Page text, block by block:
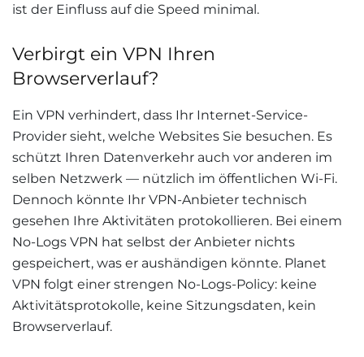
ist der Einfluss auf die Speed minimal.
Verbirgt ein VPN Ihren
Browserverlauf?
Ein VPN verhindert, dass Ihr Internet-Service-
Provider sieht, welche Websites Sie besuchen. Es
schützt Ihren Datenverkehr auch vor anderen im
selben Netzwerk — nützlich im öffentlichen Wi-Fi.
Dennoch könnte Ihr VPN-Anbieter technisch
gesehen Ihre Aktivitäten protokollieren. Bei einem
No-Logs VPN hat selbst der Anbieter nichts
gespeichert, was er aushändigen könnte. Planet
VPN folgt einer strengen No-Logs-Policy: keine
Aktivitätsprotokolle, keine Sitzungsdaten, kein
Browserverlauf.